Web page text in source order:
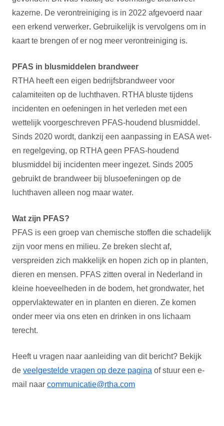
kazerne. De verontreiniging is in 2022 afgevoerd naar
een erkend verwerker. Gebruikelijk is vervolgens om in
kaart te brengen of er nog meer verontreiniging is.
PFAS in blusmiddelen brandweer
RTHA heeft een eigen bedrijfsbrandweer voor
calamiteiten op de luchthaven. RTHA bluste tijdens
incidenten en oefeningen in het verleden met een
wettelijk voorgeschreven PFAS-houdend blusmiddel.
Sinds 2020 wordt, dankzij een aanpassing in EASA wet-
en regelgeving, op RTHA geen PFAS-houdend
blusmiddel bij incidenten meer ingezet. Sinds 2005
gebruikt de brandweer bij blusoefeningen op de
luchthaven alleen nog maar water.
Wat zijn PFAS?
PFAS is een groep van chemische stoffen die schadelijk
zijn voor mens en milieu. Ze breken slecht af,
verspreiden zich makkelijk en hopen zich op in planten,
dieren en mensen. PFAS zitten overal in Nederland in
kleine hoeveelheden in de bodem, het grondwater, het
oppervlaktewater en in planten en dieren. Ze komen
onder meer via ons eten en drinken in ons lichaam
terecht.
Heeft u vragen naar aanleiding van dit bericht? Bekijk
de veelgestelde vragen op deze pagina of stuur een e-
mail naar communicatie@rtha.com